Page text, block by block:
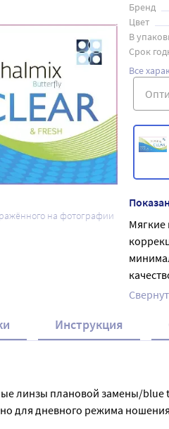
на фотографии
Бренд
Цвет
В
Срок
Все
Мягкие
Инструкция
линзы плановой замены/
для дневного режима